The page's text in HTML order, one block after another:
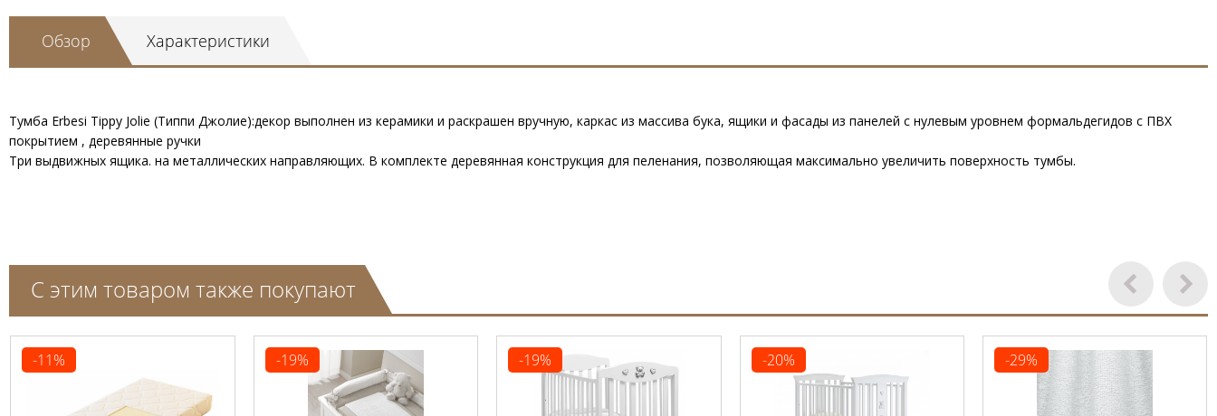
Обзор Характеристики
Тумба Erbesi Tippy Jolie (Типпи Джолие):декор выполнен из керамики и раскрашен вручную, каркас из массива бука, ящики и фасады из панелей с нулевым уровнем формальдегидов с ПВХ
покрытием , деревянные ручки
Три выдвижных ящика. на металлических направляющих. В комплекте деревянная конструкция для пеленания, позволяющая максимально увеличить поверхность тумбы.
С этим товаром также покупают
-11% -19% -19% -20% -29%